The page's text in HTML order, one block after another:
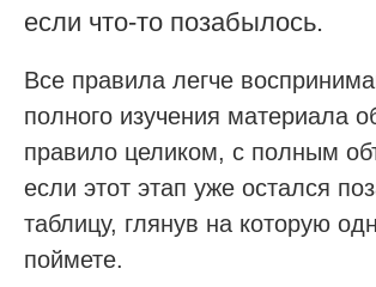
если что-то позабылось.
Все правила легче
полного изучения материала
правило целиком, с полным
если этот этап уже остался
таблицу, глянув на которую
поймете.